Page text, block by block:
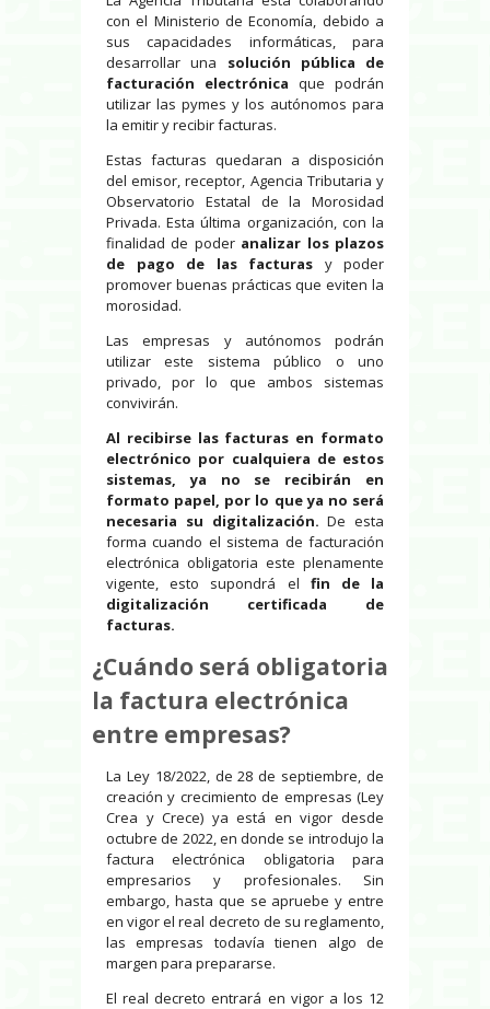
con el Ministerio de Economía, debido a
sus capacidades informáticas, para
desarrollar una solución pública de
facturación electrónica que podrán
utilizar las pymes y los autónomos para
la emitir y recibir facturas.
Estas facturas quedaran a disposición
del emisor, receptor, Agencia Tributaria y
Observatorio Estatal de la Morosidad
Privada. Esta última organización, con la
finalidad de poder analizar los plazos
de pago de las facturas y poder
promover buenas prácticas que eviten la
morosidad.
Las empresas y autónomos podrán
utilizar este sistema público o uno
privado, por lo que ambos sistemas
convivirán.
Al recibirse las facturas en formato
electrónico por cualquiera de estos
sistemas, ya no se recibirán en
formato papel, por lo que ya no será
necesaria su digitalización. De esta
forma cuando el sistema de facturación
electrónica obligatoria este plenamente
vigente, esto supondrá el fin de la
digitalización certificada de
facturas.
¿Cuándo será obligatoria
la factura electrónica
entre empresas?
La Ley 18/2022, de 28 de septiembre, de
creación y crecimiento de empresas (Ley
Crea y Crece) ya está en vigor desde
octubre de 2022, en donde se introdujo la
factura electrónica obligatoria para
empresarios y profesionales. Sin
embargo, hasta que se apruebe y entre
en vigor el real decreto de su reglamento,
las empresas todavía tienen algo de
margen para prepararse.
El real decreto entrará en vigor a los 12